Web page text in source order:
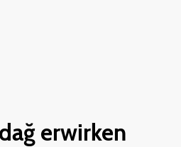
erwirken